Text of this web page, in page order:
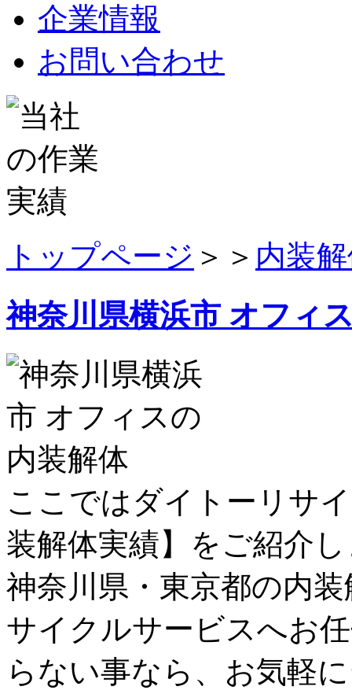
企業情報
お問い合わせ
トップページ ＞＞ 内装
神奈川県横浜市 オフィ
ここではダイトーリサ
装解体実績】をご紹介
神奈川県・東京都の内
サイクルサービスへお
らない事なら、お気軽